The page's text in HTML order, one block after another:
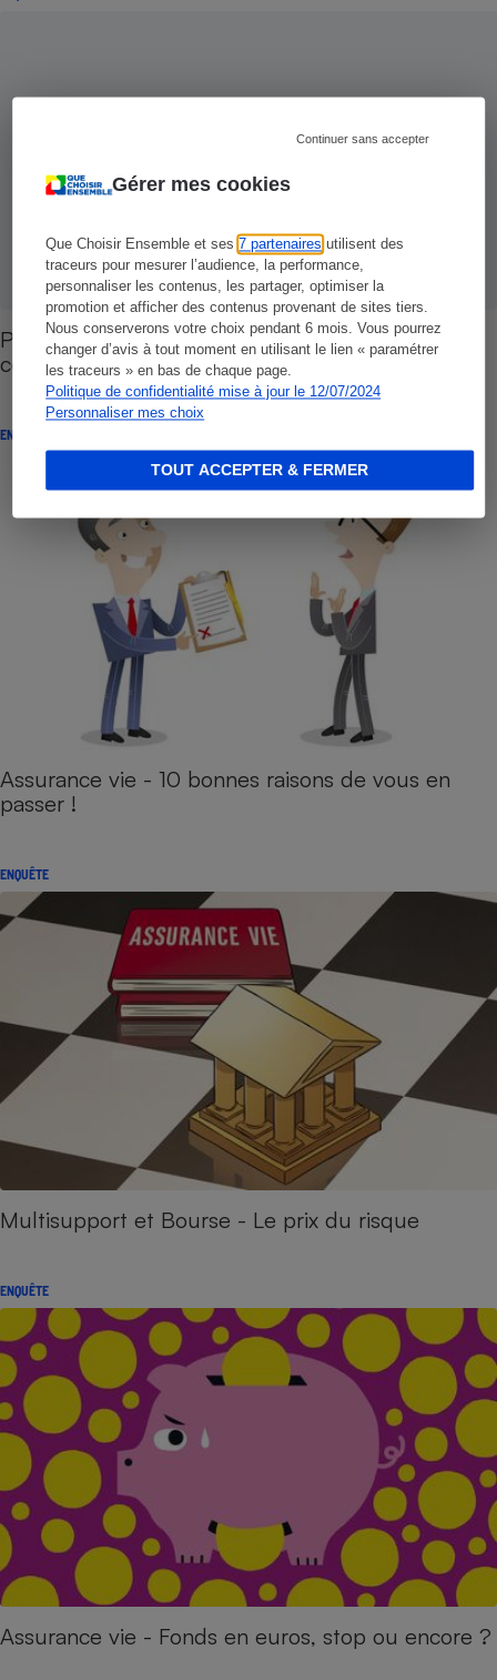
Gérer mes cookies
Que Choisir Ensemble et ses7 partenaires utilisent des
traceurs pour mesurer l’audience, la performance,
personnaliser les contenus, les partager, optimiser la
promotion et afficher des contenus provenant de sites tiers.
Nous conserverons votre choix pendant 6 mois. Vous pourrez
changer d’avis à tout moment en utilisant le lien « paramétrer
les traceurs » en bas de chaque page.
Politique de confidentialité mise à jour le 12/07/2024
Personnaliser mes choix
Continuer sans accepter
TOUT ACCEPTER & FERMER
Placements retraite - Les stratégies à suivre… et
celles à éviter
ENQUÊTE
Assurance vie - 10 bonnes raisons de vous en
passer !
ENQUÊTE
Multisupport et Bourse - Le prix du risque
ENQUÊTE
Assurance vie - Fonds en euros, stop ou encore ?